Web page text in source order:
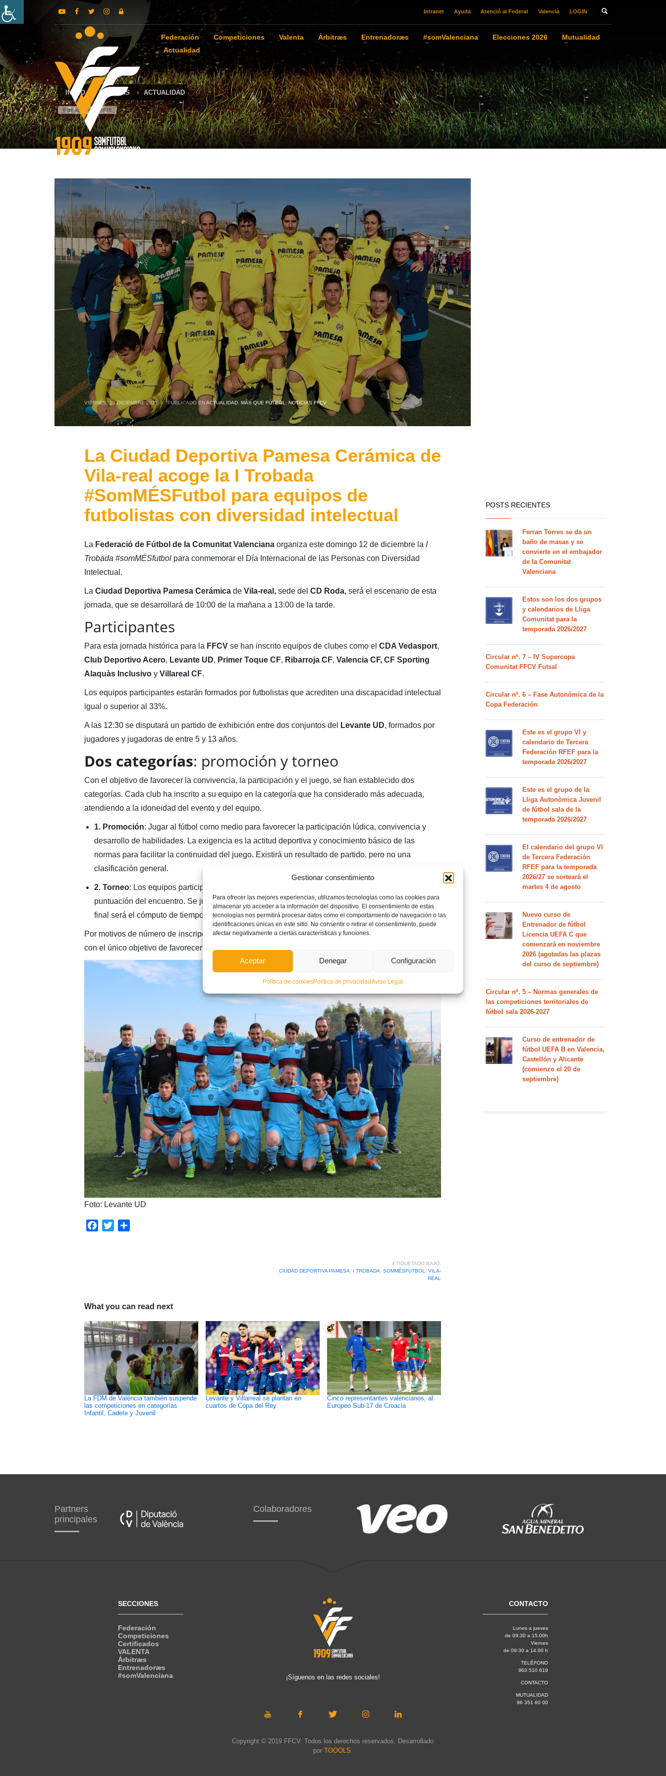
Gestionar consentimiento
Para ofrecer las mejores experiencias, utilizamos tecnologías como las cookies para
almacenar y/o acceder a la información del dispositivo. El consentimiento de estas
tecnologías nos permitirá procesar datos como el comportamiento de navegación o las
identificaciones únicas en este sitio. No consentir o retirar el consentimiento, puede
afectar negativamente a ciertas características y funciones.
Aceptar Denegar Configuración
Política de cookiesPolítica de privacidadAviso Legal
Intranet Ayuda Atenció al Federat Valencià LOGIN
Federación Competiciones Valenta Àrbitræs Entrenadoræs #somValenciana Elecciones 2026
Mutualidad
Actualidad
INICIO NOTICIAS ACTUALIDAD
8 de agosto de 2026
VIERNES, 10 DICIEMBRE 2021 / PUBLICADO ENACTUALIDAD, MÁS QUE FÚTBOL NOTICIAS FFCV
La Ciudad Deportiva Pamesa Cerámica de
Vila-real acoge la I Trobada
#SomMÉSFutbol para equipos de
futbolistas con diversidad intelectual
La Federació de Fútbol de la Comunitat Valenciana organiza este domingo 12 de diciembre la I
Trobada #somMÉSfutbolpara conmemorar el Día Internacional de las Personas con Diversidad
Intelectual.
La Ciudad Deportiva Pamesa Cerámica de Vila-real, sede del CD Roda, será el escenario de esta
jornada, que se desarrollará de 10:00 de la mañana a 13:00 de la tarde.
Participantes
Para esta jornada histórica para la FFCVse han inscrito equipos de clubes como el CDA Vedasport,
Club Deportivo Acero, Levante UD, Primer Toque CF, Ribarroja CF, Valencia CF, CF Sporting
Alaquàs Inclusivo y Villareal CF.
Los equipos participantes estarán formados por futbolistas que acrediten una discapacidad intelectual
igual o superior al 33%.
A las 12:30 se disputará un partido de exhibición entre dos conjuntos del Levante UD, formados por
jugadores y jugadoras de entre 5 y 13 años.
Dos categorías: promoción y torneo
Con el objetivo de favorecer la convivencia, la participación y el juego, se han establecido dos
categorías. Cada club ha inscrito a su equipo en la categoría que ha considerado más adecuada,
atendiendo a la idoneidad del evento y del equipo.
1. Promoción: Jugar al fútbol como medio para favorecer la participación lúdica, convivencia y
desarrollo de habilidades. La exigencia es la actitud deportiva y conocimiento básico de las
normas para facilitar la continuidad del juego. Existirá un resultado de partido, pero no una
clasificación general.
2. Torneo: Los equipos participarán aplicando las Reglas de Futbol 8, con una modificación en la
puntuación del encuentro. Se jugarán dos tiempos y cada tiempo tendrá su marcador, el resultado
final será el cómputo de tiempos ganados. Habrá una clasificación general.
Por motivos de número de inscripciones, laFFCVse reserva el derecho de modificar la organización
con el único objetivo de favorecer un encuentro lúdico y participativo.
Foto: Levante UD
Facebook
Twitter
ETIQUETADO BAJO:
CIUDAD DEPORTIVA PAMESA
I TROBADA SOMMÉSFUTBOL
VILA-
REAL
What you can read next
La FDM de València también suspende
las competiciones en categorías
Infantil, Cadete y Juvenil
Levante y Villarreal se plantan en
cuartos de Copa del Rey
Cinco representantes valencianos, al
Europeo Sub-17 de Croacia
POSTS RECIENTES
Ferran Torres se da un
baño de masas y se
convierte en el embajador
de la Comunitat
Valenciana
Estos son los dos grupos
y calendarios de Lliga
Comunitat para la
temporada 2026/2027
Circular nº. 7 – IV Supercopa
Comunitat FFCV Futsal
Circular nº. 6 – Fase Autonómica de la
Copa Federación
Este es el grupo VI y
calendario de Tercera
Federación RFEF para la
temporada 2026/2027
Este es el grupo de la
Lliga Autonòmica Juvenil
de fútbol sala de la
temporada 2026/2027
El calendario del grupo VI
de Tercera Federación
RFEF para la temporada
2026/27 se sorteará el
martes 4 de agosto
Nuevo curso de
Entrenador de fútbol
Licencia UEFA C que
comenzará en noviembre
2026 (agotadas las plazas
del curso de septiembre)
Circular nº. 5 – Normas generales de
las competiciones territoriales de
fútbol sala 2026-2027
Curso de entrenador de
fútbol UEFA B en Valencia,
Castellón y Alicante
(comienzo el 20 de
septiembre)
Partners
principales
Colaboradores
SECCIONES
Federación
Competiciones
Certificados
VALENTA
Árbitræs
Entrenadoræs
#somValenciana
¡Síguenos en las redes sociales!
Copyright © 2019 FFCV. Todos los derechos reservados. Desarrollado
por TOOOLS.
CONTACTO
Lunes a jueves
de 09:30 a 15.00h
Viernes
de 09:30 a 14.00 h
TELÉFONO
963 510 619
CONTACTO
MUTUALIDAD
96 351 60 00